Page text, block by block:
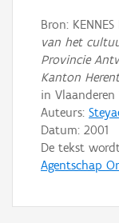
Bron: KENNES
van het
Provincie
Kanton
in Vlaanderen
Auteurs:
Datum: 2001
De tekst
Agentschap